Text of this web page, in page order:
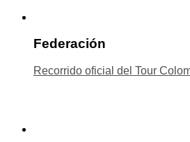
Federación
Recorrido oficial del Tour